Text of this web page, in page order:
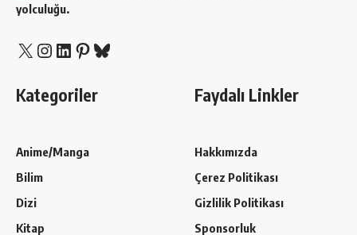
yolculuğu.
X Instagram
LinkedIn
Pinterest
Bluesky
Kategoriler
Anime/Manga
Bilim
Dizi
Kitap
Faydalı Linkler
Hakkımızda
Çerez Politikası
Gizlilik Politikası
Sponsorluk